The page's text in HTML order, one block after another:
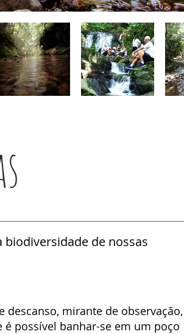
de nossas
descanso, mirante de observação,
possível banhar-se em um poço